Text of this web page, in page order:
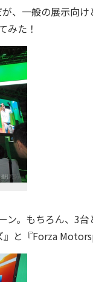
、一般の展示向け
みた！
。もちろん、3台
と『Forza